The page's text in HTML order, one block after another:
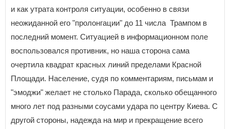
и как утрата контроля ситуации, особенно в связи
неожиданной его "пролонгации" до 11 числа Трампом в
последний момент. Ситуацией в информационном поле
воспользовался противник, но наша сторона сама
очертила квадрат красных линий пределами Красной
Площади. Население, судя по комментариям, письмам и
"эмоджи" желает не столько Парада, сколько обещанного
много лет под разными соусами удара по центру Киева. С
другой стороны, надежда на мир и прекращение всего